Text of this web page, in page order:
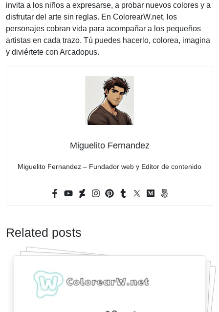
invita a los niños a expresarse, a probar nuevos colores y a
disfrutar del arte sin reglas. En ColorearW.net, los
personajes cobran vida para acompañar a los pequeños
artistas en cada trazo. Tú puedes hacerlo, colorea, imagina
y diviértete con Arcadopus.
Miguelito Fernandez
Miguelito Fernandez – Fundador web y Editor de contenido
Related posts